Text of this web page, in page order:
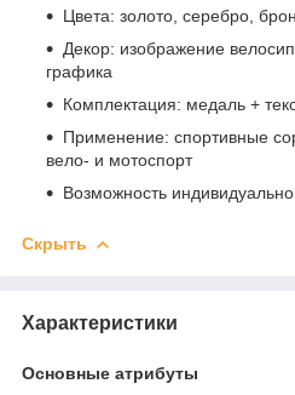
Цвета: золото, серебро,
Декор: изображение
графика
Комплектация: медаль +
Применение: спортивные
вело- и мотоспорт
Возможность
Скрыть
Характеристики
Основные атрибуты